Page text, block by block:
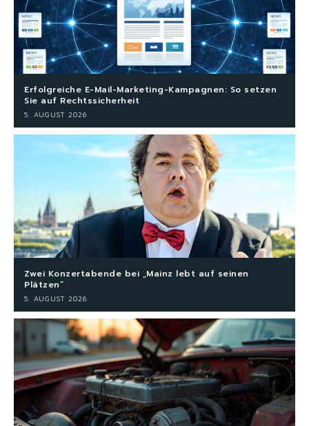
Erfolgreiche E-Mail-Marketing-Kampagnen: So setzen
Sie auf Rechtssicherheit
5. AUGUST 2026
Zwei Konzertabende bei „Mainz lebt auf seinen
Plätzen“
5. AUGUST 2026